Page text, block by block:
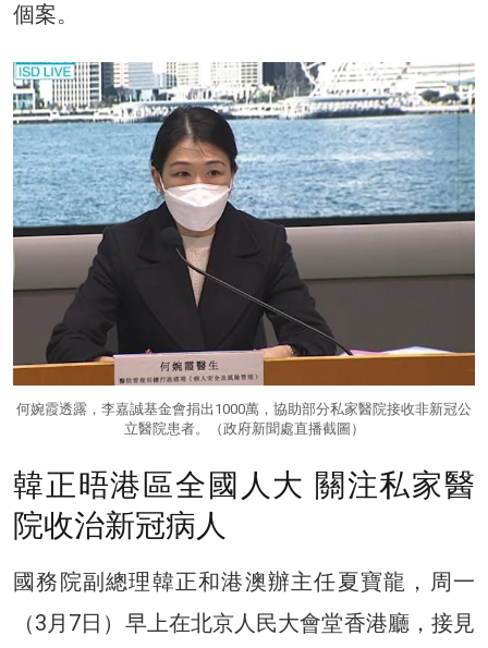
個案。
何婉霞透露，李嘉誠基金會捐出1000萬，協助部分私家醫院接收非新冠公
立醫院患者。（政府新聞處直播截圖）
韓正晤港區全國人大 關注私家醫
院收治新冠病人
國務院副總理韓正和港澳辦主任夏寶龍，周一
（3月7日）早上在北京人民大會堂香港廳，接見